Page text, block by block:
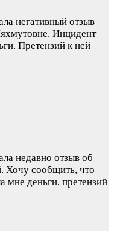
негативный отзыв
Инцидент
Претензий к ней
недавно отзыв об
Хочу сообщить, что
мне деньги, претензий